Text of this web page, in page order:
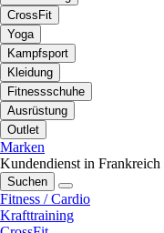
CrossFit
Yoga
Kampfsport
Kleidung
Fitnessschuhe
Ausrüstung
Outlet
Marken
Kundendienst in Frankreich
Suchen
Fitness / Cardio
Krafttraining